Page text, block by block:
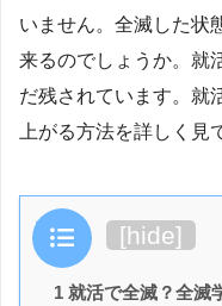
いません。全滅した状
来るのでしょうか。就
だ残されています。就
上がる方法を詳しく見
目次 [hide]
1 就活で全滅？全滅